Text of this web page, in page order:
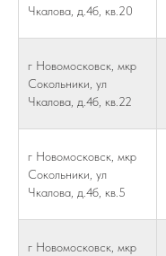
Чкалова, д.4б, кв.20
г Новомосковск, мкр
Сокольники, ул
Чкалова, д.4б, кв.22
г Новомосковск, мкр
Сокольники, ул
Чкалова, д.4б, кв.5
г Новомосковск, мкр